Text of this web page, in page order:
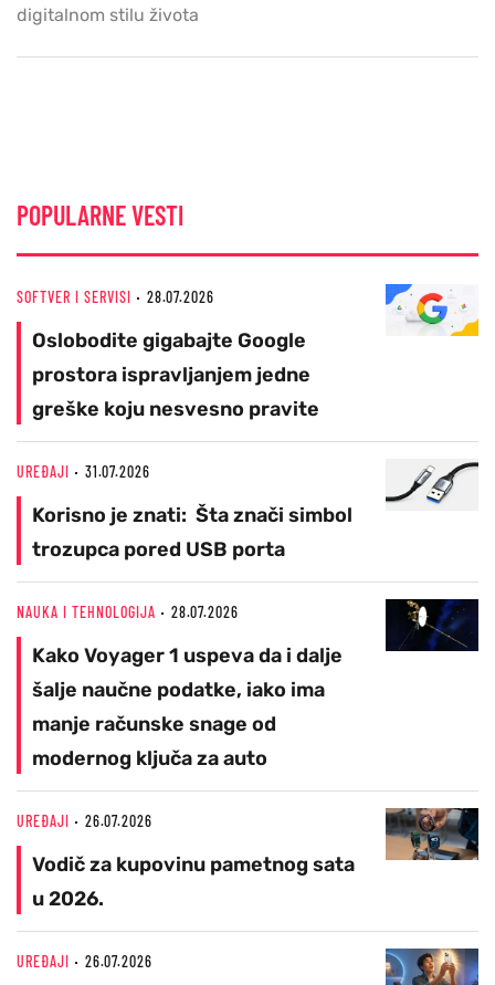
digitalnom stilu života
POPULARNE VESTI
SOFTVER I SERVISI 28.07.2026
Oslobodite gigabajte Google
prostora ispravljanjem jedne
greške koju nesvesno pravite
UREĐAJI 31.07.2026
Korisno je znati: Šta znači simbol
trozupca pored USB porta
NAUKA I TEHNOLOGIJA 28.07.2026
Kako Voyager 1 uspeva da i dalje
šalje naučne podatke, iako ima
manje računske snage od
modernog ključa za auto
UREĐAJI 26.07.2026
Vodič za kupovinu pametnog sata
u 2026.
UREĐAJI 26.07.2026